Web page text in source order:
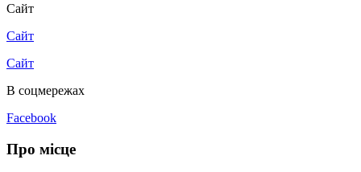
Сайт
Сайт
Сайт
В соцмережах
Facebook
Про місце